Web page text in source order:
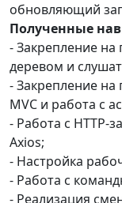
обновляющий
Полученные
- Закрепление на
деревом и
- Закрепление на
MVC и работа с
- Работа с
Axios;
- Настройка
- Работа с
- Реализация